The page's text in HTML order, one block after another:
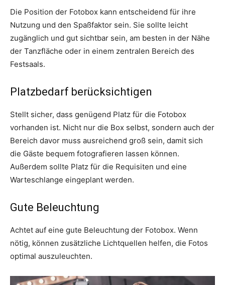
Die Position der Fotobox kann entscheidend für ihre
Nutzung und den Spaßfaktor sein. Sie sollte leicht
zugänglich und gut sichtbar sein, am besten in der Nähe
der Tanzfläche oder in einem zentralen Bereich des
Festsaals.
Platzbedarf berücksichtigen
Stellt sicher, dass genügend Platz für die Fotobox
vorhanden ist. Nicht nur die Box selbst, sondern auch der
Bereich davor muss ausreichend groß sein, damit sich
die Gäste bequem fotografieren lassen können.
Außerdem sollte Platz für die Requisiten und eine
Warteschlange eingeplant werden.
Gute Beleuchtung
Achtet auf eine gute Beleuchtung der Fotobox. Wenn
nötig, können zusätzliche Lichtquellen helfen, die Fotos
optimal auszuleuchten.